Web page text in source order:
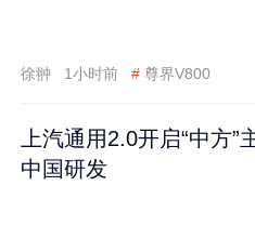
徐翀 1小时前 # 尊界V800
上汽通用2.0开启“中方
中国研发